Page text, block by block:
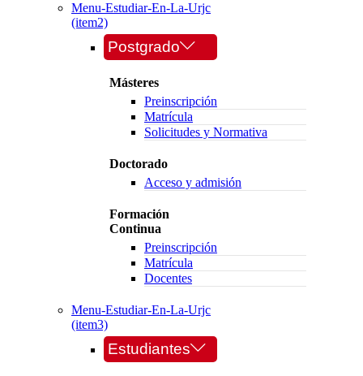
Menu-Estudiar-En-La-Urjc
(item2)
Postgrado
Másteres
Preinscripción
Matrícula
Solicitudes y Normativa
Doctorado
Acceso y admisión
Formación
Continua
Preinscripción
Matrícula
Docentes
Menu-Estudiar-En-La-Urjc
(item3)
Estudiantes